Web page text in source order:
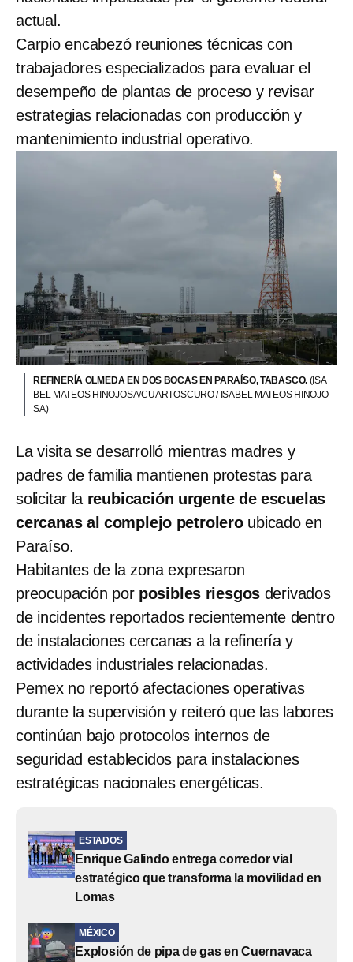
actual.
Carpio encabezó reuniones técnicas con
trabajadores especializados para evaluar el
desempeño de plantas de proceso y revisar
estrategias relacionadas con producción y
mantenimiento industrial operativo.
REFINERÍA OLMEDA EN DOS BOCAS EN PARAÍSO, TABASCO. (ISA
BEL MATEOS HINOJOSA/CUARTOSCURO / ISABEL MATEOS HINOJO
SA)
La visita se desarrolló mientras madres y
padres de familia mantienen protestas para
solicitar la reubicación urgente de escuelas
cercanas al complejo petroleroubicado en
Paraíso.
Habitantes de la zona expresaron
preocupación porposibles riesgos derivados
de incidentes reportados recientemente dentro
de instalaciones cercanas a la refinería y
actividades industriales relacionadas.
Pemex no reportó afectaciones operativas
durante la supervisión y reiteró que las labores
continúan bajo protocolos internos de
seguridad establecidos para instalaciones
estratégicas nacionales energéticas.
ESTADOS
Enrique Galindo entrega corredor vial
estratégico que transforma la movilidad en
Lomas
MÉXICO
Explosión de pipa de gas en Cuernavaca